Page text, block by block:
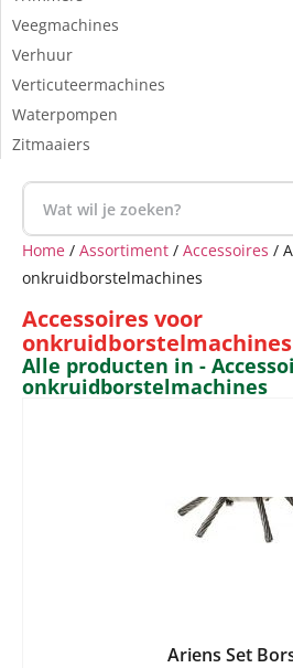
Veegmachines
Verhuur
Verticuteermachines
Waterpompen
Zitmaaiers
Home / Assortiment / Accessoires /
onkruidborstelmachines
Accessoires voor
onkruidborstelmachines
Alle producten in -
onkruidborstelmachines
Ariens Set